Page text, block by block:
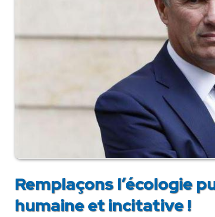
Remplaçons l’écologie
humaine et incitative !